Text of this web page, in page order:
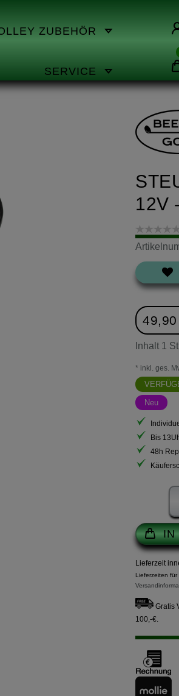
ZUBEHÖR
SERVICE
12V
49,90
Inhalt 1
* inkl. ges.
Neu
Bis
48h
IN
Lieferzeit
Lieferzeiten
Gratis
100,-€.